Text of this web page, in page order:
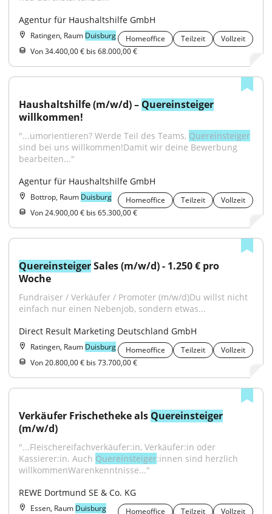
Agentur für Haushaltshilfe GmbH
Ratingen, Raum Duisburg Homeoffice Teilzeit
Vollzeit
Von 34.400,00 € bis 68.000,00 €
Haushaltshilfe (m/w/d) – Quereinsteiger
willkommen!
"...umorientieren? Werde Teil des Teams, Quereinsteiger
sind bei uns willkommen!Damit wir deine Bewerbung
bearbeiten..."
Agentur für Haushaltshilfe GmbH
Bottrop, Raum Duisburg Homeoffice Teilzeit
Vollzeit
Von 24.900,00 € bis 65.300,00 €
Quereinsteiger Sales (m/w/d) - 1.250 € pro
Woche
Fundraiser / Verkäufer / Promoter (m/w/d)Du willst nicht
einfach nur einen Nebenjob, sondern etwas...
Direct Result Marketing Deutschland GmbH
Ratingen, Raum Duisburg Homeoffice Teilzeit
Vollzeit
Von 20.800,00 € bis 73.700,00 €
Verkäufer Frischetheke als Quereinsteiger
(m/w/d)
"...Fleischereifachverkäufer:in, Verkäufer:in oder
Kassierer:in. Auch Quereinsteiger:innen sind herzlich
willkommenWarenkenntnisse..."
REWE Dortmund SE & Co. KG
Essen, Raum Duisburg Homeoffice Teilzeit
Vollzeit